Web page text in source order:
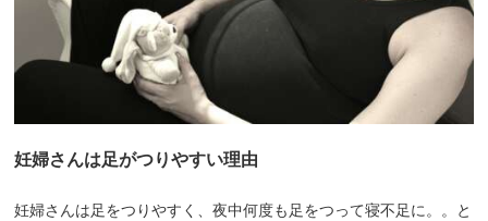
妊婦さんは足がつりやすい理由
妊婦さんは足をつりやすく、夜中何度も足をつって寝不足に。。 と